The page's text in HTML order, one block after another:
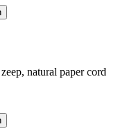
natural paper cord